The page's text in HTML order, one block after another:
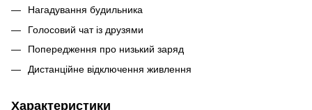
Нагадування будильника
Голосовий чат із друзями
Попередження про низький заряд
Дистанційне відключення живлення
Характеристики